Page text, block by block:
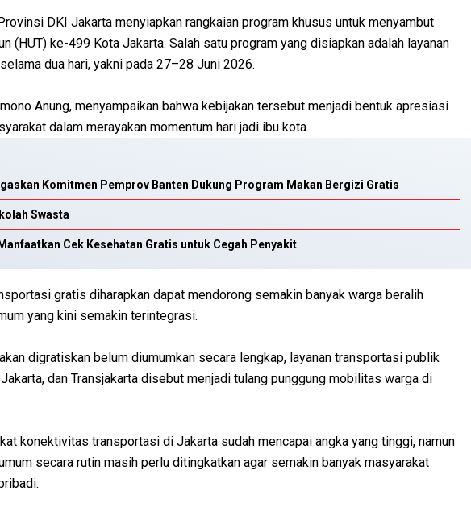
DKI Jakarta menyiapkan rangkaian program khusus untuk menyambut
(HUT) ke-499 Kota Jakarta. Salah satu program yang disiapkan adalah layanan
dua hari, yakni pada 27–28 Juni 2026.
Anung, menyampaikan bahwa kebijakan tersebut menjadi bentuk apresiasi
dalam merayakan momentum hari jadi ibu kota.
Komitmen Pemprov Banten Dukung Program Makan Bergizi Gratis
Swasta
Cek Kesehatan Gratis untuk Cegah Penyakit
gratis diharapkan dapat mendorong semakin banyak warga beralih
yang kini semakin terintegrasi.
digratiskan belum diumumkan secara lengkap, layanan transportasi publik
dan Transjakarta disebut menjadi tulang punggung mobilitas warga di
konektivitas transportasi di Jakarta sudah mencapai angka yang tinggi, namun
secara rutin masih perlu ditingkatkan agar semakin banyak masyarakat